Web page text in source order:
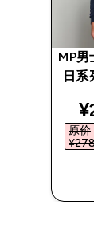
MP男
日系
原价